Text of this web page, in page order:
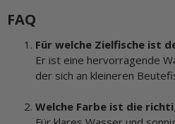
FAQ
Für welche Zielfische ist
Er ist eine hervorragende
der sich an kleineren
Welche Farbe ist die